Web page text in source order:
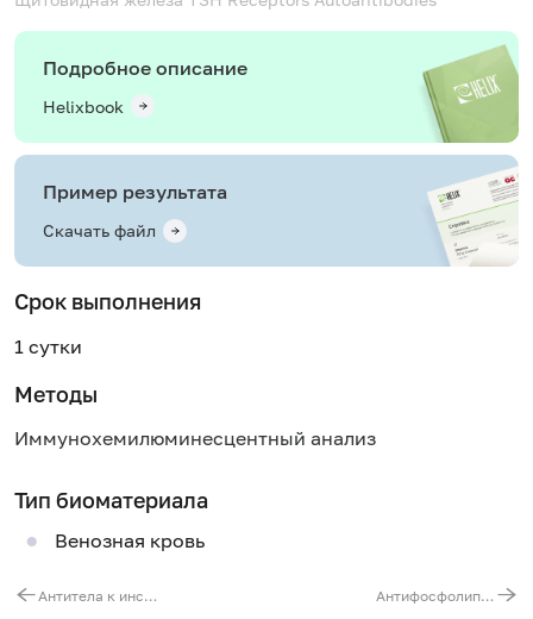
Подробное описание
Helixbook
Пример результата
Скачать файл
Срок выполнения
1 сутки
Методы
Иммунохемилюминесцентный анализ
Тип биоматериала
Венозная кровь
Антитела к инсулину, IgG Антифосфолипидные антитела, IgM